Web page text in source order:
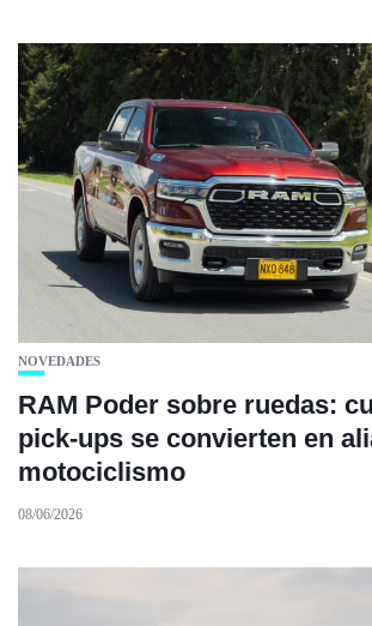
NOVEDADES
RAM Poder sobre ruedas:
pick-ups se convierten en
motociclismo
08/06/2026